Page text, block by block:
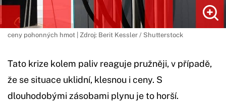
ceny pohonných hmot | Zdroj: Berit Kessler / Shutterstock
Tato krize kolem paliv reaguje pružněji, v případě,
že se situace uklidní, klesnou i ceny. S
dlouhodobými zásobami plynu je to horší.